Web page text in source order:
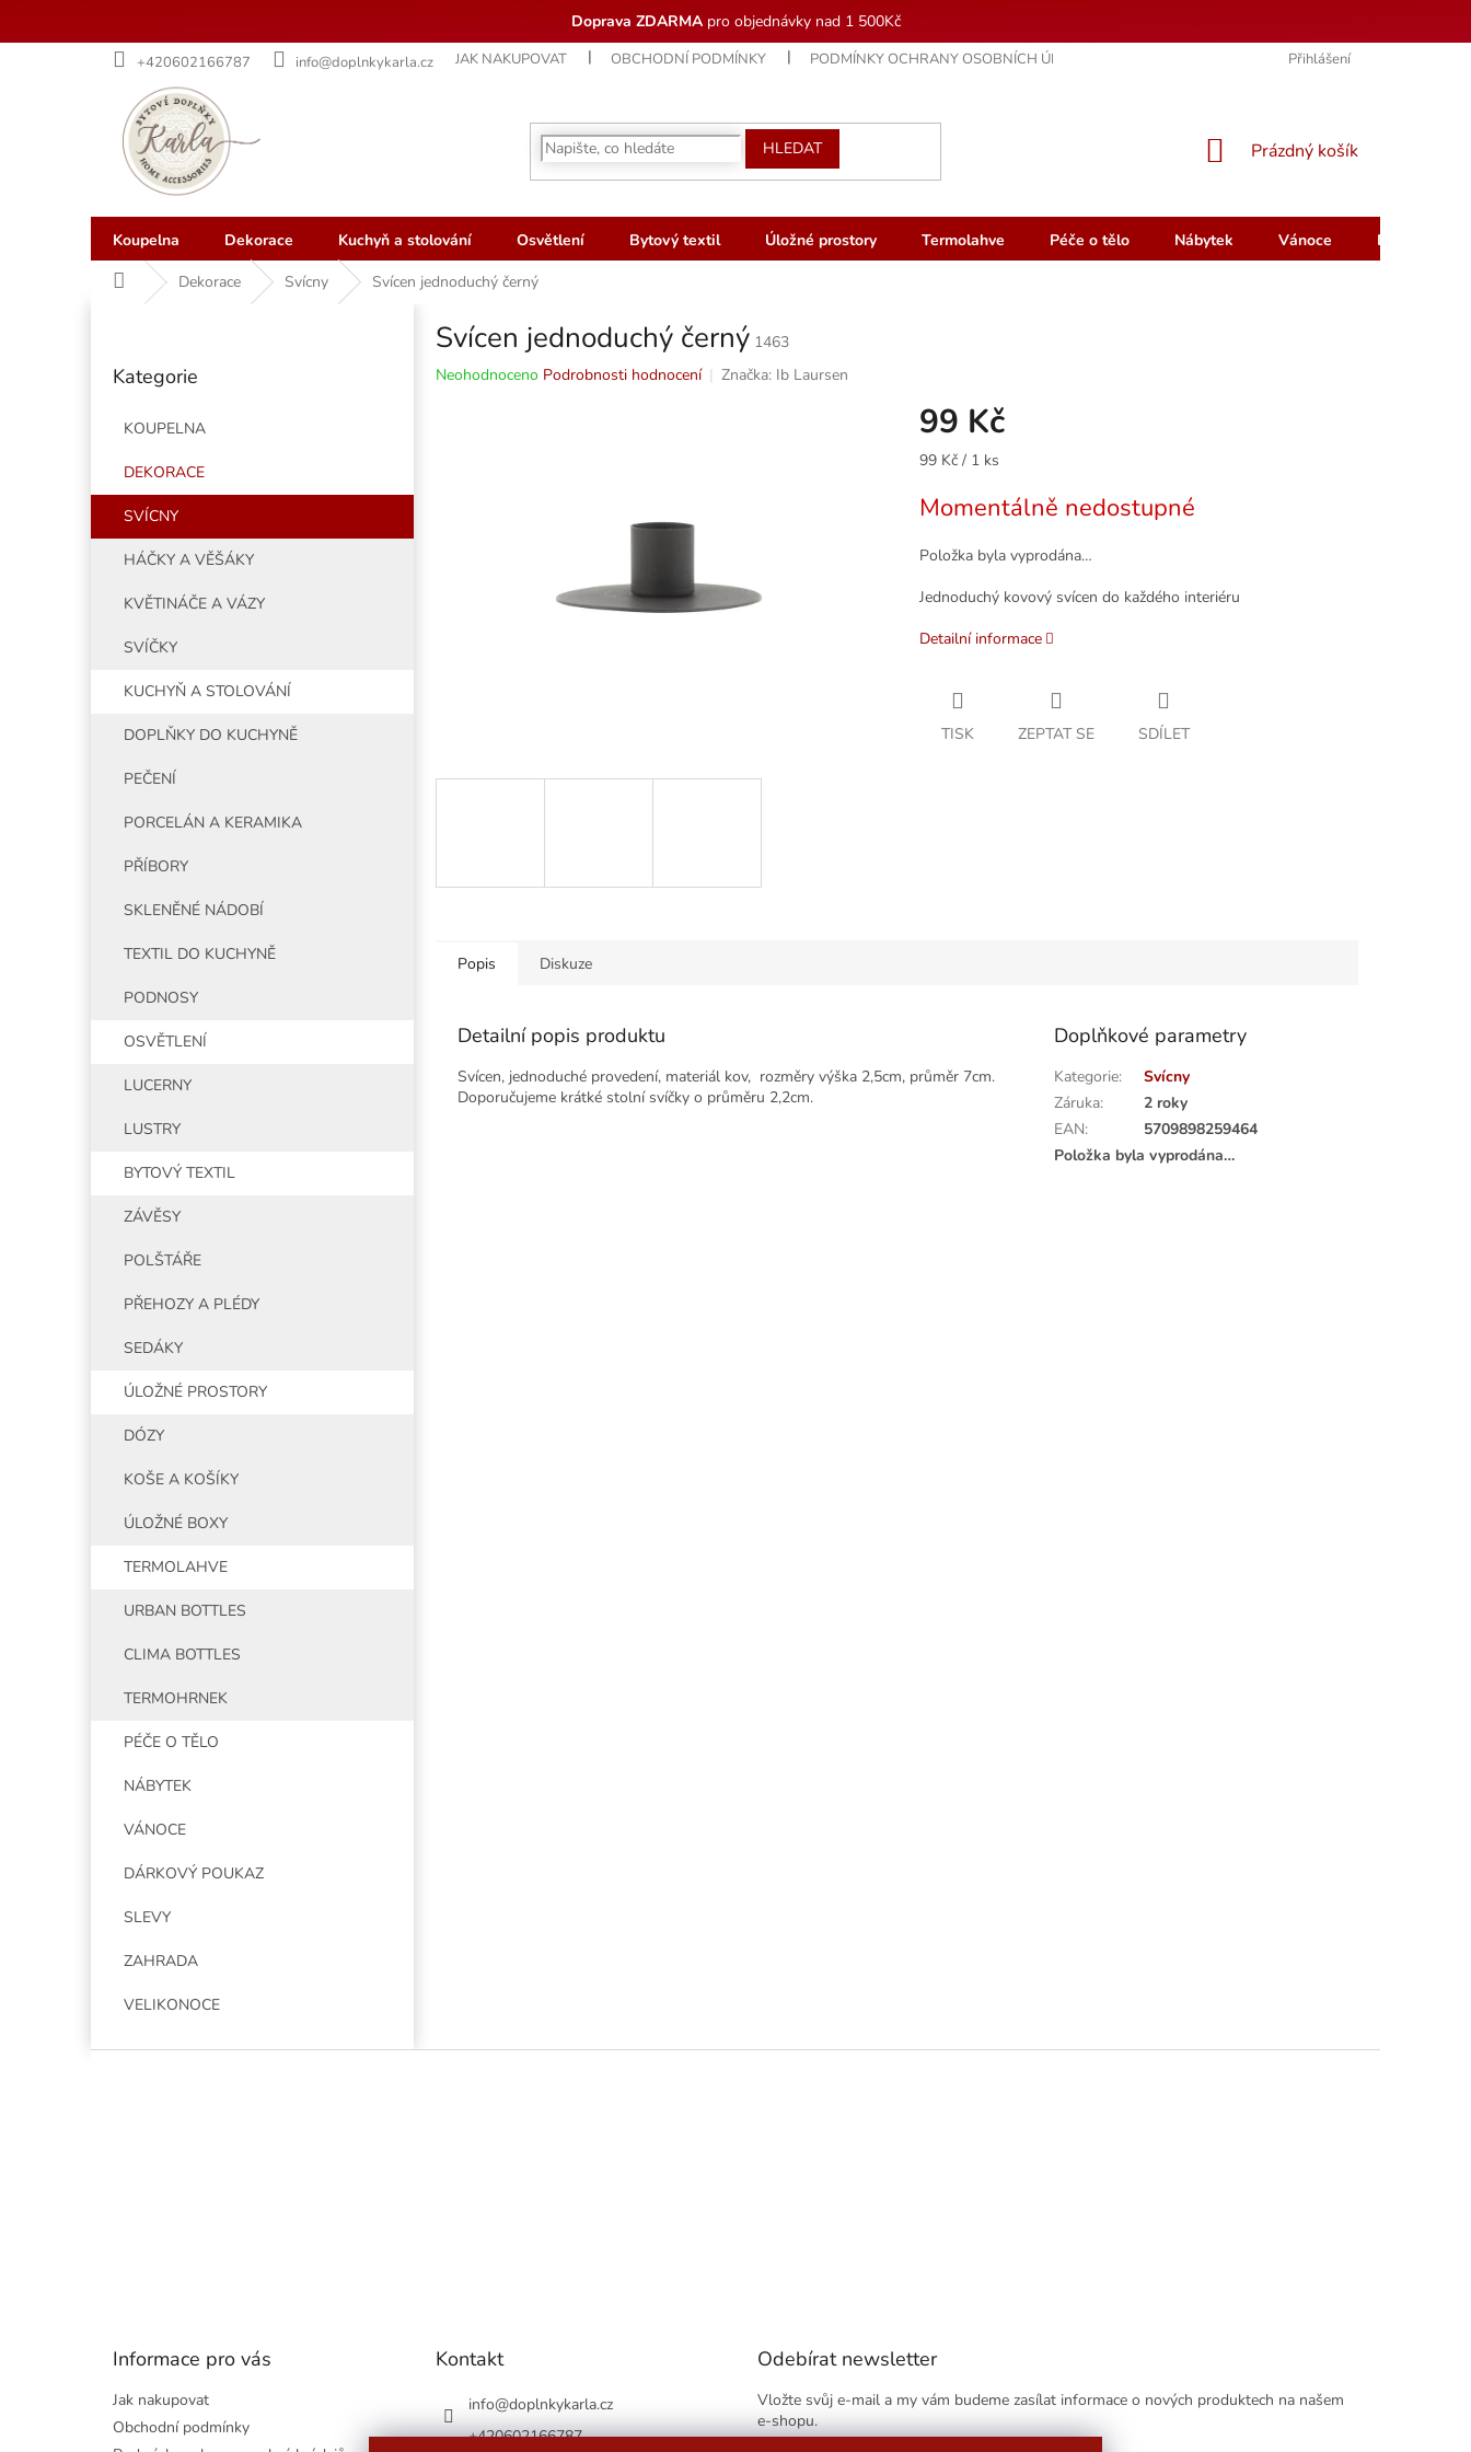
Doprava ZDARMApro objednávky nad 1 500Kč
+420602166787 info@doplnkykarla.cz JAK NAKUPOVAT OBCHODNÍ PODMÍNKY PODMÍNKY OCHRANY OSOBNÍCH ÚDAJŮ HODNOCENÍ OBCHODU
Přihlášení
HLEDAT
NÁKUPNÍ
Prázdný košík
Koupelna Dekorace Kuchyň a stolování Osvětlení Bytový textil Úložné prostory Termolahve Péče o tělo Nábytek Vánoce
Dárkový
Domů Dekorace Svícny Svícen jednoduchý černý
p
kategorie
Kategorie
KOUPELNA
DEKORACE
SVÍCNY
HÁČKY A VĚŠÁKY
KVĚTINÁČE A VÁZY
SVÍČKY
KUCHYŇ A STOLOVÁNÍ
DOPLŇKY DO KUCHYNĚ
PEČENÍ
PORCELÁN A KERAMIKA
PŘÍBORY
SKLENĚNÉ NÁDOBÍ
TEXTIL DO KUCHYNĚ
PODNOSY
OSVĚTLENÍ
LUCERNY
LUSTRY
BYTOVÝ TEXTIL
ZÁVĚSY
POLŠTÁŘE
PŘEHOZY A PLÉDY
SEDÁKY
ÚLOŽNÉ PROSTORY
DÓZY
KOŠE A KOŠÍKY
ÚLOŽNÉ BOXY
TERMOLAHVE
URBAN BOTTLES
CLIMA BOTTLES
TERMOHRNEK
PÉČE O TĚLO
NÁBYTEK
VÁNOCE
DÁRKOVÝ POUKAZ
SLEVY
ZAHRADA
VELIKONOCE
Svícen jednoduchý černý 1463
Průměrné
Neohodnoceno Podrobnosti hodnocení Značka: Ib Laursen
99 Kč
Měrná
99 Kč / 1 ks
Momentálně nedostupné
Položka byla vyprodána…
Jednoduchý kovový svícen do každého interiéru
Detailní informace
TISK ZEPTAT SE SDÍLET
Popis Diskuze
Detailní popis produktu
Svícen, jednoduché provedení, materiál kov, rozměry výška 2,5cm, průměr 7cm.
Doporučujeme krátké stolní svíčky o průměru 2,2cm.
Doplňkové parametry
Kategorie:
Svícny
Záruka:
2 roky
EAN:
5709898259464
Položka byla vyprodána…
Informace pro vás
Jak nakupovat
Obchodní podmínky
Kontakt
info@doplnkykarla.cz
+420602166787
Odebírat newsletter
Vložte svůj e-mail a my vám budeme zasílat informace o nových produktech na našem
e-shopu.